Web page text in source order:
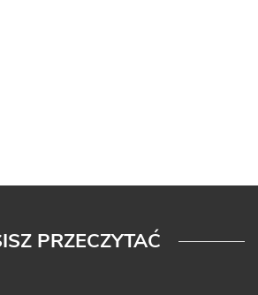
PRZECZYTAĆ